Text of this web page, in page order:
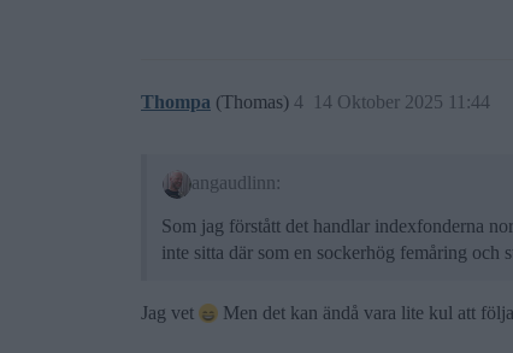
Thompa (Thomas) 14 Oktober 2025 11:44
4
angaudlinn:
Som jag förstått det handlar indexfonderna
inte sitta där som en sockerhög femåring och
Jag vet Men det kan ändå vara lite kul att